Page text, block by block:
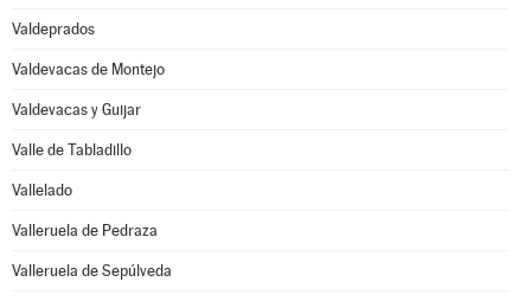
Valdeprados
Valdevacas de Montejo
Valdevacas y Guijar
Valle de Tabladillo
Vallelado
Valleruela de Pedraza
Valleruela de Sepúlveda